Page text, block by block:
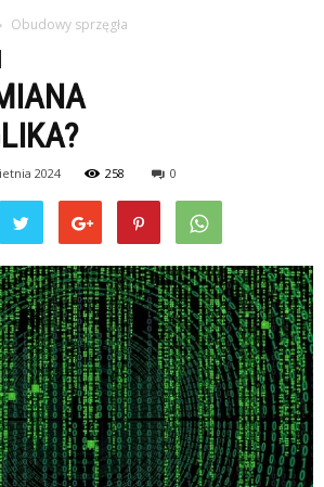
Obudowy sprzęgła
2024 258 0